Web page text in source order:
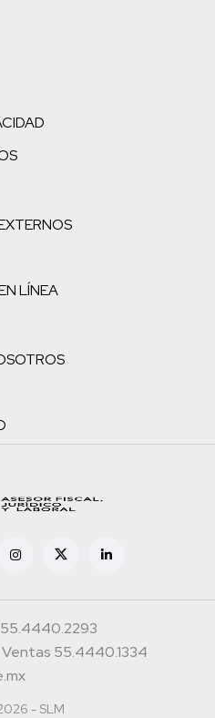
LÍNEA
Ventas 55.4440.1334
- SLM